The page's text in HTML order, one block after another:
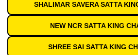
SHALIMAR SAVERA SATTA
NEW NCR SATTA KING
SHREE SAI SATTA KING